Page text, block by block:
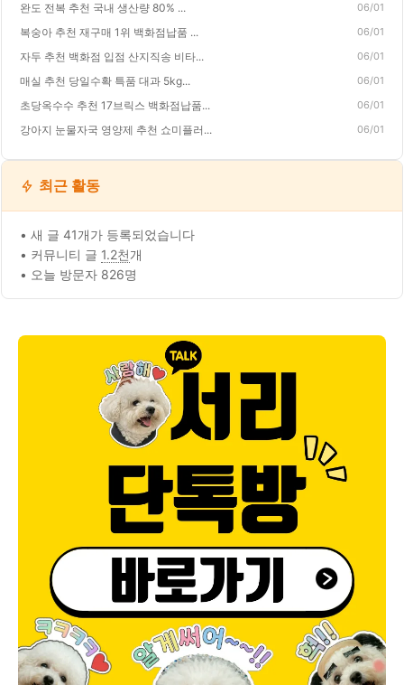
완도 전복 추천 국내 생산량 80% ... 06/01
복숭아 추천 재구매 1위 백화점납품 ... 06/01
자두 추천 백화점 입점 산지직송 비타... 06/01
매실 추천 당일수확 특품 대과 5kg... 06/01
초당옥수수 추천 17브릭스 백화점납품... 06/01
강아지 눈물자국 영양제 추천 쇼미플러... 06/01
최근 활동
• 새 글 41개가 등록되었습니다
• 커뮤니티 글 1.2천개
• 오늘 방문자 826명